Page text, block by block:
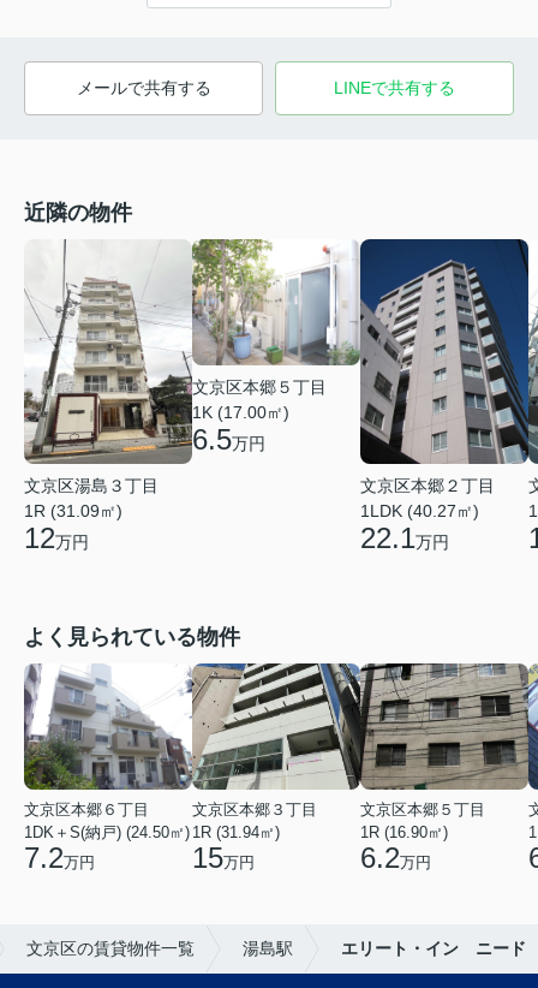
メールで共有する LINEで共有する
近隣の物件
文京区湯島３丁目
1R (31.09㎡)
12万円
文京区本郷５丁目
1K (17.00㎡)
6.5万円
文京区本郷２丁目
1LDK (40.27㎡)
22.1万円
よく見られている物件
文京区本郷６丁目
1DK＋S(納戸) (24.50㎡)
7.2万円
文京区本郷３丁目
1R (31.94㎡)
15万円
文京区本郷５丁目
1R (16.90㎡)
6.2万円
文京区の賃貸物件一覧 湯島駅 エリート・イン ニード